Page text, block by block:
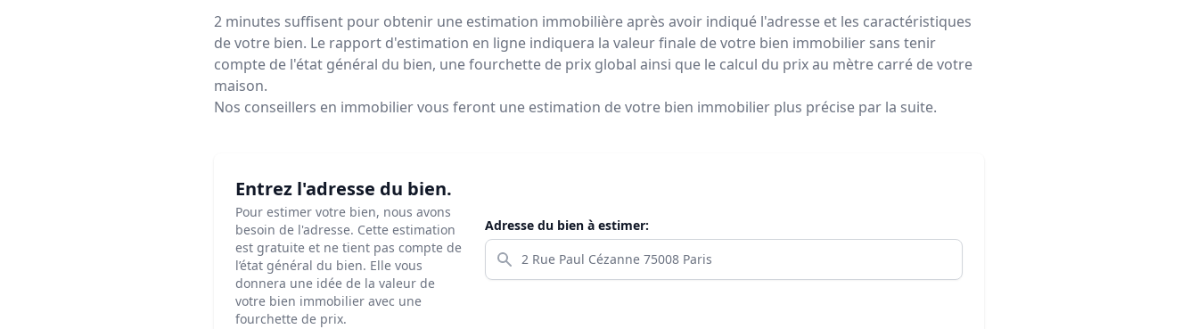
2 minutes suffisent pour obtenir une estimation immobilière après avoir indiqué l'adresse et les caractéristiques
de votre bien. Le rapport d'estimation en ligne indiquera la valeur finale de votre bien immobilier sans tenir
compte de l'état général du bien, une fourchette de prix global ainsi que le calcul du prix au mètre carré de votre
maison.
Nos conseillers en immobilier vous feront une estimation de votre bien immobilier plus précise par la suite.
Entrez l'adresse du bien.
Pour estimer votre bien, nous avons
besoin de l'adresse. Cette estimation
est gratuite et ne tient pas compte de
l’état général du bien. Elle vous
donnera une idée de la valeur de
votre bien immobilier avec une
fourchette de prix.
Adresse du bien à estimer: